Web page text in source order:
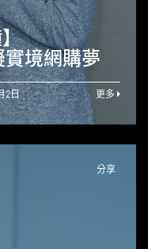
境網購夢
2日 更多
分享